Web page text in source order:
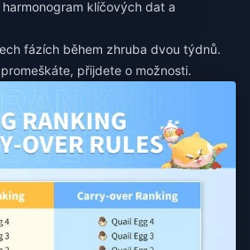
klíčových dat a
fázích během zhruba dvou týdnů.
přijdete o možnosti.